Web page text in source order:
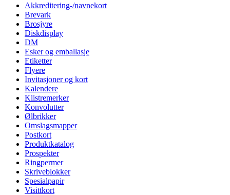
Akkreditering-/navnekort
Brevark
Brosjyre
Diskdisplay
DM
Esker og emballasje
Etiketter
Flyere
Invitasjoner og kort
Kalendere
Klistremerker
Konvolutter
Ølbrikker
Omslagsmapper
Postkort
Produktkatalog
Prospekter
Ringpermer
Skriveblokker
Spesialpapir
Visittkort